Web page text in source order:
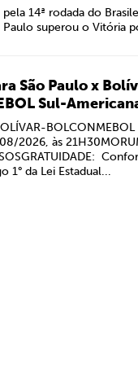
14ª rodada do
Paulo superou o Vitória
São Paulo x
Sul-
BOLCONMEBOL
2026, às
1° da Lei Estadual...